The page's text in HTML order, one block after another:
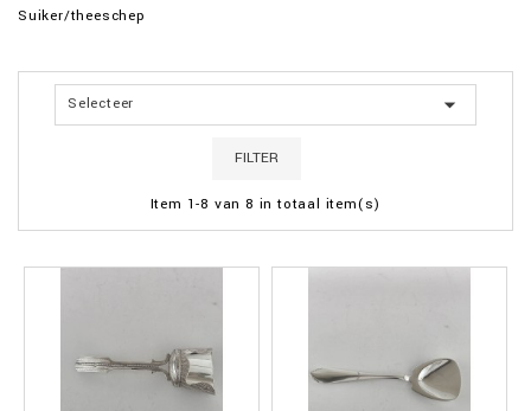
Suiker/theeschep
Selecteer 
FILTER
Item 1-8 van 8 in totaal item(s)